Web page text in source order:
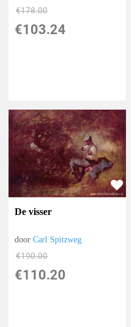
€178.00
€103.24
De visser
doorCarl Spitzweg
€190.00
€110.20